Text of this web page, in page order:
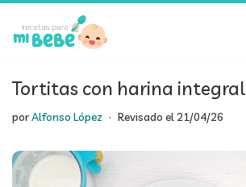
Saltar
contenido
Tortitas con harina integral
porAlfonso López Revisado el21/04/26